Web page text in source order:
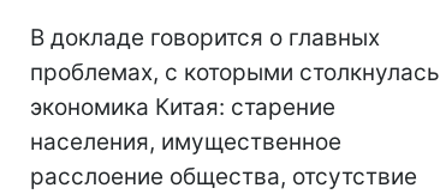
В докладе говорится о главных
проблемах, с которыми столкнулась
экономика Китая: старение
населения, имущественное
расслоение общества, отсутствие